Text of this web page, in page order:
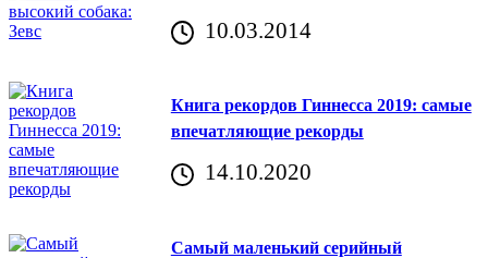
10.03.2014
Книга рекордов Гиннесса 2019: самые
впечатляющие рекорды
14.10.2020
Самый маленький серийный